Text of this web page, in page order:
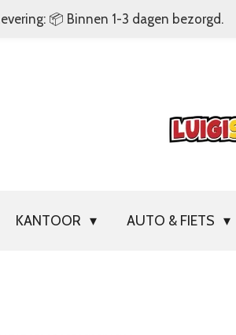
📦 Binnen 1-3 dagen bezorgd.
KANTOOR AUTO & FIETS